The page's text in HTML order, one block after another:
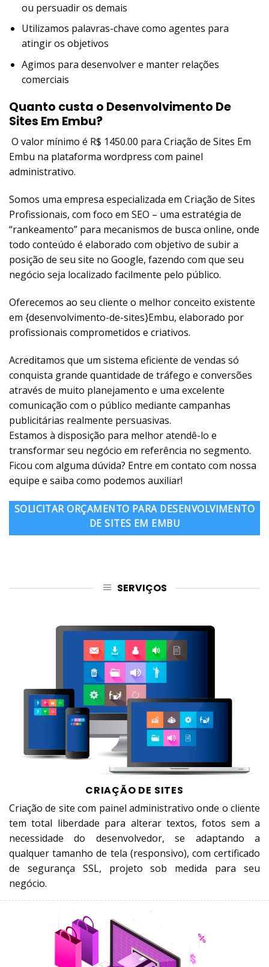
ou persuadir os demais
Utilizamos palavras-chave como agentes para
atingir os objetivos
Agimos para desenvolver e manter relações
comerciais
Quanto custa o Desenvolvimento De
Sites Em Embu?
O valor mínimo é R$ 1450.00 para Criação de Sites Em
Embu na plataforma wordpress com painel
administrativo.
Somos uma empresa especializada em Criação de Sites
Profissionais, com foco em SEO – uma estratégia de
“rankeamento” para mecanismos de busca online, onde
todo conteúdo é elaborado com objetivo de subir a
posição de seu site no Google, fazendo com que seu
negócio seja localizado facilmente pelo público.
Oferecemos ao seu cliente o melhor conceito existente
em {desenvolvimento-de-sites}Embu, elaborado por
profissionais comprometidos e criativos.
Acreditamos que um sistema eficiente de vendas só
conquista grande quantidade de tráfego e conversões
através de muito planejamento e uma excelente
comunicação com o público mediante campanhas
publicitárias realmente persuasivas.
Estamos à disposição para melhor atendê-lo e
transformar seu negócio em referência no segmento.
Ficou com alguma dúvida? Entre em contato com nossa
equipe e saiba como podemos auxiliar!
SOLICITAR ORÇAMENTO PARA DESENVOLVIMENTO
DE SITES EM EMBU
SERVIÇOS
CRIAÇÃO DE SITES
Criação de site com painel administrativo onde o cliente
tem total liberdade para alterar textos, fotos sem a
necessidade do desenvolvedor, se adaptando a
qualquer tamanho de tela (responsivo), com certificado
de segurança SSL, projeto sob medida para seu
negócio.